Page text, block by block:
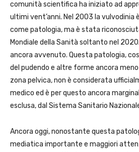
comunità scientifica ha iniziato ad
ultimi vent’anni. Nel 2003 la
come patologia, ma è stata
Mondiale della Sanità soltanto nel
ancora avvenuto. Questa patologia,
del pudendo e altre forme ancora
zona pelvica, non è considerata
medico ed è per questo ancora
esclusa, dal Sistema Sanitario
Ancora oggi, nonostante questa
mediatica importante e maggiori